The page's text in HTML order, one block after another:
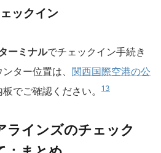
ックイン
ーミナルでチェックイン手続き
ター位置は、 関西国際空港の公
でご確認ください。 13
ラインズのチェック